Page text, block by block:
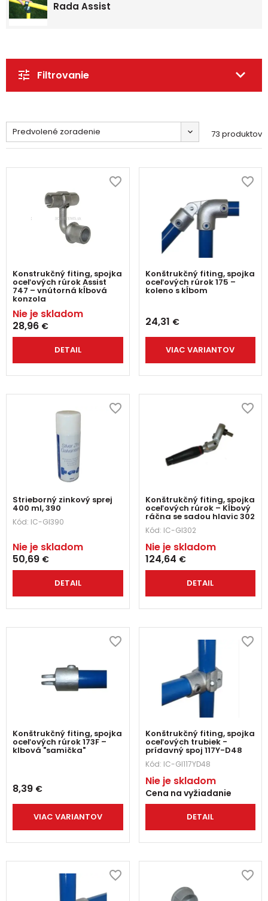
Rada Assist
Filtrovanie
Predvolené zoradenie 73 produktov
Konstrukčný fiting, spojka
oceľových rúrok Assist
747 – vnútorná kĺbová
konzola
Nie je skladom
28,96 €
DETAIL
Konštrukčný fiting, spojka
oceľových rúrok 175 –
koleno s kĺbom
24,31 €
VIAC VARIANTOV
Strieborný zinkový sprej
400 ml, 390
Kód: IC-GI390
Nie je skladom
50,69 €
DETAIL
Konštrukčný fiting, spojka
oceľových rúrok – Kĺbový
ráčna se sadou hlavic 302
Kód: IC-GI302
Nie je skladom
124,64 €
DETAIL
Konštrukčný fiting, spojka
oceľových rúrok 173F –
klbová "samička"
8,39 €
VIAC VARIANTOV
Konštrukčný fiting, spojka
oceľových trubiek -
prídavný spoj 117Y-D48
Kód: IC-GI117YD48
Nie je skladom
Cena na vyžiadanie
DETAIL